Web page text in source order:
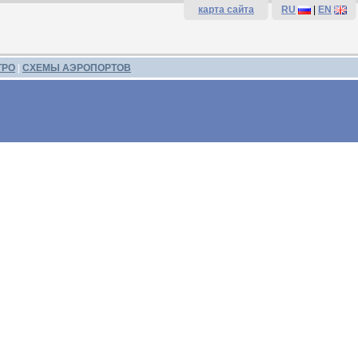
карта сайта RU EN
СХЕМЫ АЭРОПОРТОВ